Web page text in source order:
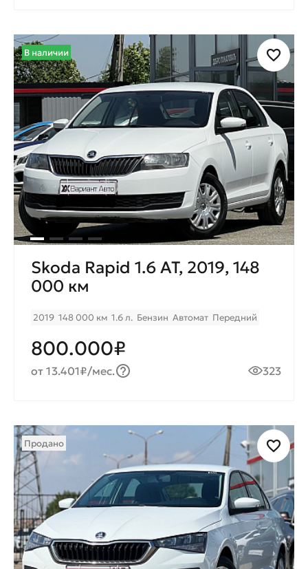
В наличии
Skoda Rapid 1.6 AT, 2019, 148
000 км
2019 148 000 км 1.6 л. Бензин Автомат Передний
800.000₽
от 13.401₽/мес. 323
Продано